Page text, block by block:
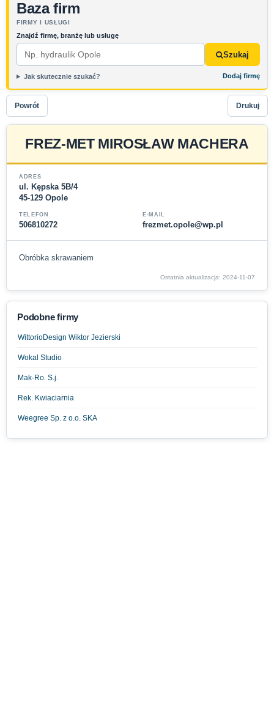
Baza firm
FIRMY I USŁUGI
Znajdź firmę, branżę lub usługę
Szukaj
Jak skutecznie szukać? Dodaj firmę
Powrót Drukuj
FREZ-MET MIROSŁAW MACHERA
ADRES
ul. Kępska 5B/4
45-129 Opole
TELEFON
506810272
E-MAIL
frezmet.opole@wp.pl
Obróbka skrawaniem
Ostatnia aktualizacja: 2024-11-07
Podobne firmy
WittorioDesign Wiktor Jezierski
Wokal Studio
Mak-Ro. S.j.
Rek. Kwiaciarnia
Weegree Sp. z o.o. SKA